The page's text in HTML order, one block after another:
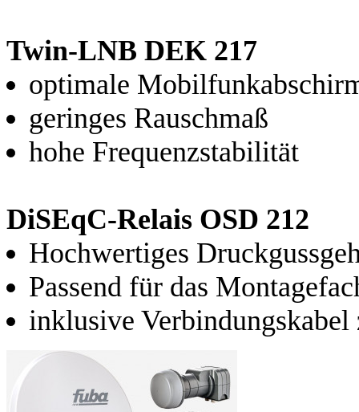
Twin-LNB DEK 217
optimale
geringes Rauschmaß
hohe Frequenzstabilität
DiSEqC-Relais OSD 212
Hochwertiges
Passend für das
inklusive